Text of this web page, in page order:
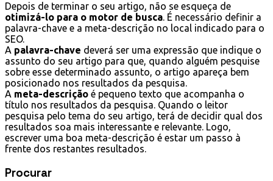
Depois de terminar o seu artigo, não se esqueça de
otimizá-lo para o motor de busca. É necessário definir a
palavra-chave e a meta-descrição no local indicado para o
SEO.
A palavra-chave deverá ser uma expressão que indique o
assunto do seu artigo para que, quando alguém pesquise
sobre esse determinado assunto, o artigo apareça bem
posicionado nos resultados da pesquisa.
A meta-descrição é pequeno texto que acompanha o
título nos resultados da pesquisa. Quando o leitor
pesquisa pelo tema do seu artigo, terá de decidir qual dos
resultados soa mais interessante e relevante. Logo,
escrever uma boa meta-descrição é estar um passo à
frente dos restantes resultados.
Procurar